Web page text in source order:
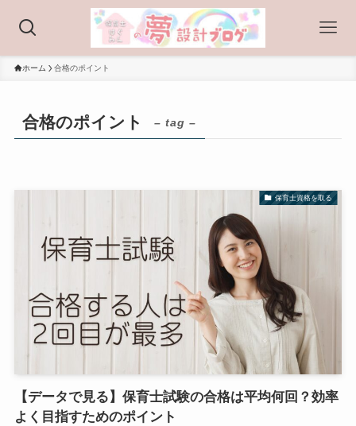
ホーム 合格のポイント
合格のポイント – tag –
保育士資格を取る
【データで見る】保育士試験の合格は平均何回？効率
よく目指すためのポイント